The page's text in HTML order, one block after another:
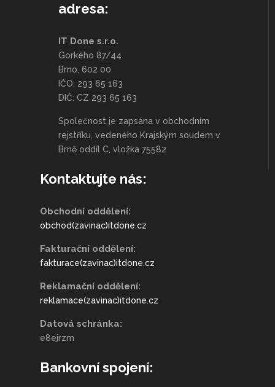
adresa:
IT Done s.r.o.
Gorkého 87/44
Brno, 602 00
IČO: 293 65 163
DIČ: CZ 293 65 163
Společnost je zapsána v obchodním
rejstříku, vedeného Krajským soudem v
Brně oddíl C, vložka 75582
Kontaktujte nás:
Obchodní oddělení:
obchod(zavinac)itdone.cz
Fakturační oddělení:
fakturace(zavinac)itdone.cz
Reklamační oddělení:
reklamace(zavinac)itdone.cz
Datová schránka:
e8ejrzm
Bankovní spojení: